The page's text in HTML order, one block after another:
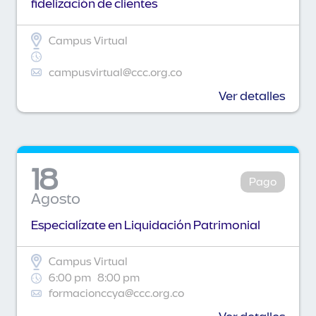
fidelización de clientes
Campus Virtual
campusvirtual@ccc.org.co
Ver detalles
18
Agosto
Pago
Especialízate en Liquidación Patrimonial
Campus Virtual
6:00 pm 8:00 pm
formacionccya@ccc.org.co